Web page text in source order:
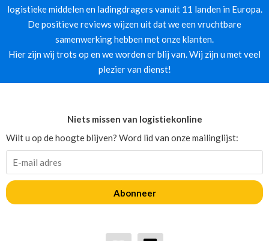
logistieke middelen en ladingdragers vanuit 11 landen in Europa.
De positieve reviews wijzen uit dat we een vruchtbare
samenwerking hebben met onze klanten.
Hier zijn wij trots op en we worden er blij van. Wij zijn u met veel
plezier van dienst!
Niets missen van logistiekonline
Wilt u op de hoogte blijven? Word lid van onze mailinglijst:
Abonneer